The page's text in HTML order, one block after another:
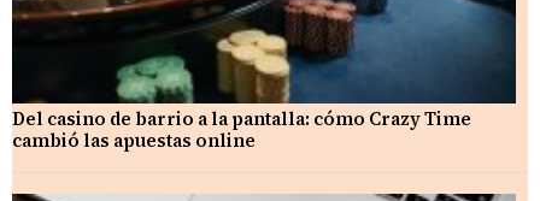
Del casino de barrio a la pantalla: cómo Crazy Time
cambió las apuestas online